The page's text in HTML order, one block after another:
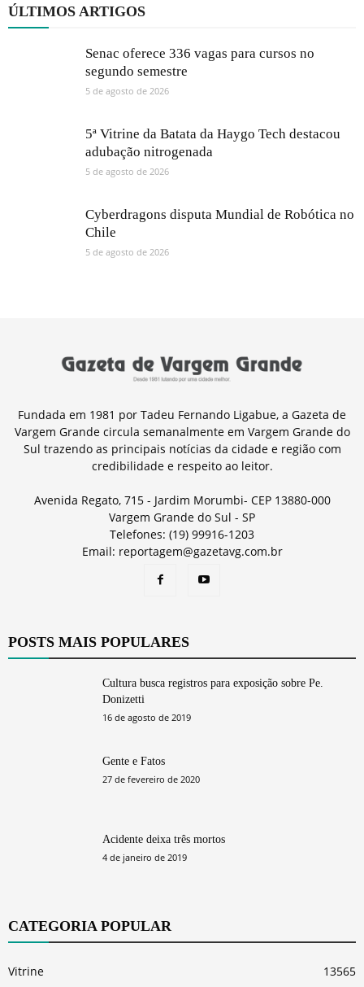
ÚLTIMOS ARTIGOS
Senac oferece 336 vagas para cursos no
segundo semestre
5 de agosto de 2026
5ª Vitrine da Batata da Haygo Tech destacou
adubação nitrogenada
5 de agosto de 2026
Cyberdragons disputa Mundial de Robótica no
Chile
5 de agosto de 2026
Fundada em 1981 por Tadeu Fernando Ligabue, a Gazeta de
Vargem Grande circula semanalmente em Vargem Grande do
Sul trazendo as principais notícias da cidade e região com
credibilidade e respeito ao leitor.
Avenida Regato, 715 - Jardim Morumbi- CEP 13880-000
Vargem Grande do Sul - SP
Telefones: (19) 99916-1203
Email: reportagem@gazetavg.com.br
POSTS MAIS POPULARES
Cultura busca registros para exposição sobre Pe.
Donizetti
16 de agosto de 2019
Gente e Fatos
27 de fevereiro de 2020
Acidente deixa três mortos
4 de janeiro de 2019
CATEGORIA POPULAR
Vitrine 13565